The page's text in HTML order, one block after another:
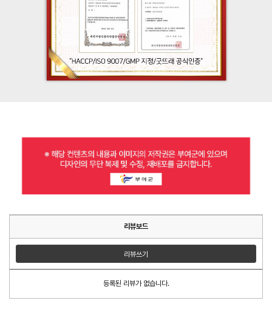
리뷰보드
리뷰쓰기
등록된 리뷰가 없습니다.